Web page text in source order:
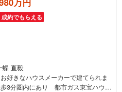
成約でもらえる
蝶 直毅
好きなハウスメーカーで建てられま
3分圏内にあり 都市ガス東宝ハウス